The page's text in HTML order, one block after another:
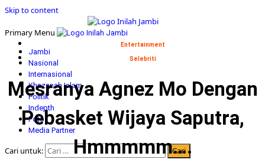
Skip to content
Primary Menu
Jambi
Nasional
Internasional
Khazanah Islam
Politik
Indepth
Foto
Media Partner
Cari untuk:
Entertainment
Selebriti
Mesranya Agnez Mo Dengan
Pebasket Wijaya Saputra,
Hmmmmm….